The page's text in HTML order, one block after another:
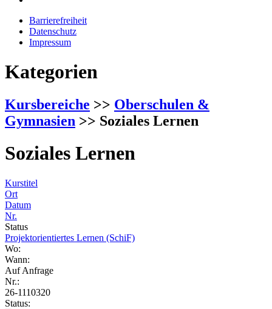
Barrierefreiheit
Datenschutz
Impressum
Kategorien
Kursbereiche >> Oberschulen &
Gymnasien >> Soziales Lernen
Soziales Lernen
Kurstitel
Ort
Datum
Nr.
Status
Projektorientiertes Lernen (SchiF)
Wo:
Wann:
Auf Anfrage
Nr.:
26-1110320
Status: